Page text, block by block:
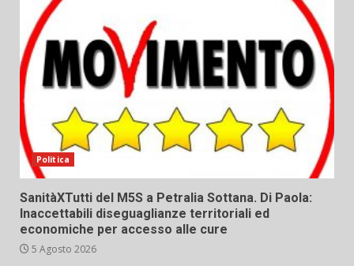
Politica
SanitàXTutti del M5S a Petralia Sottana. Di Paola:
Inaccettabili diseguaglianze territoriali ed
economiche per accesso alle cure
5 Agosto 2026